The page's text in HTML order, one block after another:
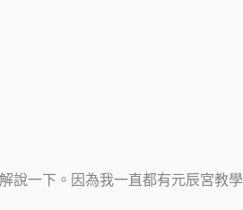
說一下。因為我一直都有元辰宮教學